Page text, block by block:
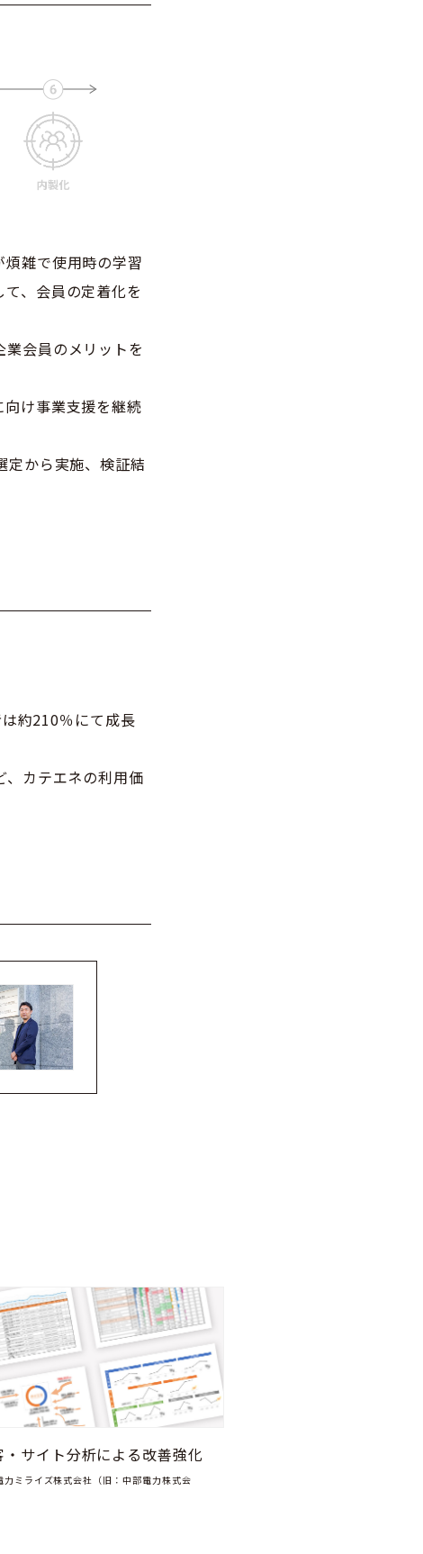
雑で使用時の学習
、会員の定着化を
会員のメリットを
け事業支援を継続
定から実施、検証結
約210％にて成長
カテエネの利用価
・サイト分析による改善強化
力ミライズ株式会社（旧：中部電力株式会